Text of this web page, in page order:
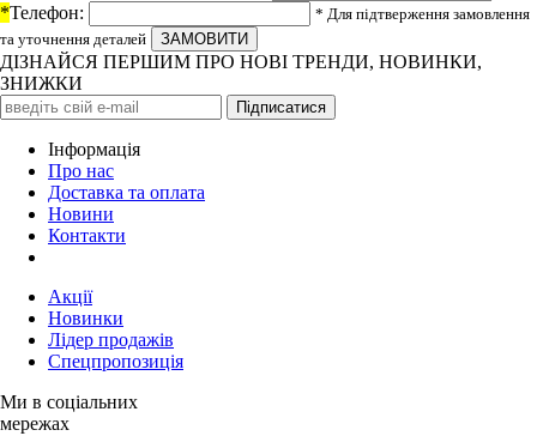
*Телефон:
* Для підтверження замовлення
та уточнення деталей
ДІЗНАЙСЯ ПЕРШИМ ПРО НОВІ ТРЕНДИ, НОВИНКИ,
ЗНИЖКИ
Iнформація
Про нас
Доставка та оплата
Новини
Контакти
Акції
Новинки
Лідер продажів
Спецпропозиція
Ми в соціальних
мережах